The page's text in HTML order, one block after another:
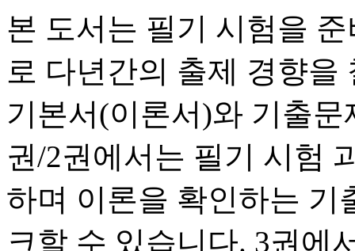
본 도서는 필기 시험을
로 다년간의 출제 경향을
기본서(이론서)와 기출
권/2권에서는 필기 시험
하며 이론을 확인하는 기
크할 수 있습니다. 3권에